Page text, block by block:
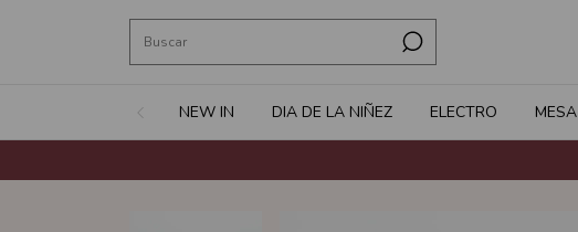
NEW IN DIA DE LA NIÑEZ ELECTRO MESA